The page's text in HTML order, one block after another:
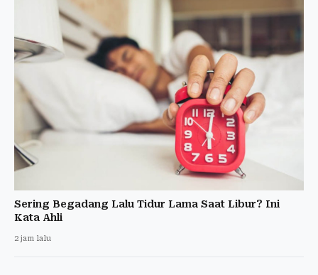
Sering Begadang Lalu Tidur Lama Saat Libur? Ini
Kata Ahli
2 jam lalu